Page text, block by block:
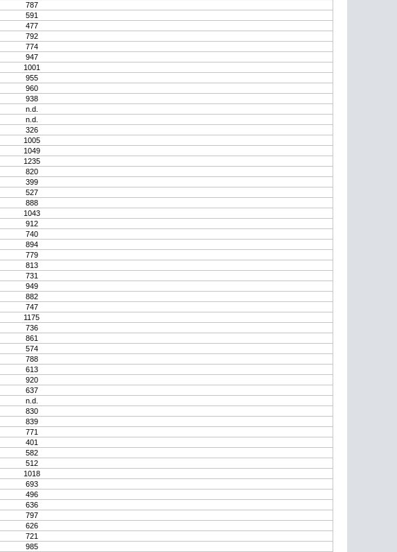
787
591
477
792
774
947
1001
955
960
938
n.d.
n.d.
326
1005
1049
1235
820
399
527
888
1043
912
740
894
779
813
731
949
882
747
1175
736
861
574
788
613
920
637
n.d.
830
839
771
401
582
512
1018
693
496
636
797
626
721
985